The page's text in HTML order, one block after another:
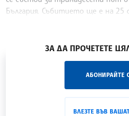
България. Събитието ще е на 25
ЗА ДА ПРОЧЕТЕТЕ
АБОНИРАЙТЕ
ВЛЕЗТЕ ВЪВ
„Час ЛИК“ на БТА е мястото за